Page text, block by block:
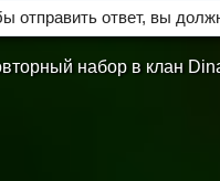
отправить ответ, вы
набор в клан